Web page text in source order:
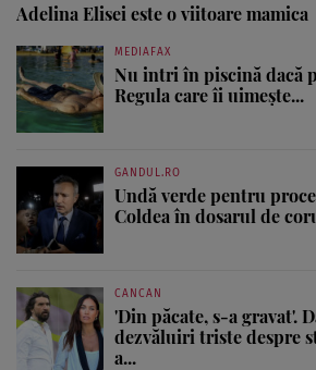
Adelina Elisei este o viitoare mamica
MEDIAFAX
Nu intri în piscină dacă
Regula care îi uimește...
GANDUL.RO
Undă verde pentru
Coldea în dosarul de
CANCAN
'Din păcate, s-a gravat'.
dezvăluiri triste despre
a...